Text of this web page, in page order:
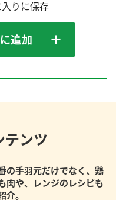
りに保存
追加
テンツ
の手羽元だけでなく、鶏
肉や、レンジのレシピも
介。